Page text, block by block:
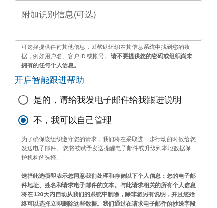
附加识别信息(可选)
可选择提供任何其他信息，以帮助组织在其信息系统中找到您的数
据，例如用户名、客户 ID 或帐号。 请不要提供您的密码或组织尚未
拥有的任何个人信息。
开启智能跟进帮助
是的，请给我发电子邮件给我跟进说明
不，我可以自己管理
为了确保该组织遵守您的请求，我们将在采取进一步行动的时候给您
发送电子邮件。 您将被赋予发送提醒电子邮件或升级到本地数据保
护机构的选择。
选择此选项即表示您同意我们处理和存储以下个人信息：您的电子邮
件地址、姓名和请求电子邮件的文本。与此请求相关的所有个人信息
将在 120 天内自动从我们的系统中删除，除非您另有说明，并且您始
终可以选择立即删除这些数据。我们通过在请求电子邮件的抄送字段